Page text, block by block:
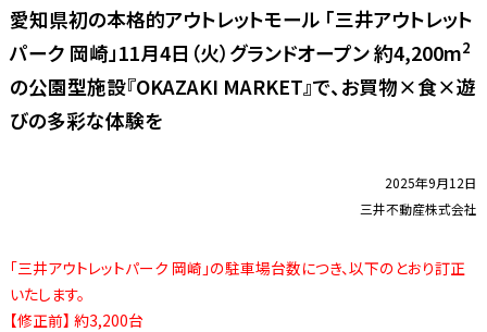
愛知県初の本格的アウトレットモール 「三井アウトレット
パーク 岡崎」11月4日（火）グランドオープン 約4,200m2
の公園型施設『OKAZAKI MARKET』で、お買物×食×遊
びの多彩な体験を
2025年9月12日
三井不動産株式会社
「三井アウトレットパーク 岡崎」の駐車場台数につき、以下のとおり訂正
いたします。
【修正前】 約3,200台